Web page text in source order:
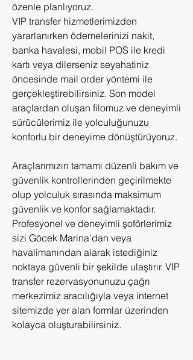
özenle planlıyoruz.
VIP transfer hizmetlerimizden
yararlanırken ödemelerinizi nakit,
banka havalesi, mobil POS ile kredi
kartı veya dilerseniz seyahatiniz
öncesinde mail order yöntemi ile
gerçekleştirebilirsiniz. Son model
araçlardan oluşan filomuz ve deneyimli
sürücülerimiz ile yolculuğunuzu
konforlu bir deneyime dönüştürüyoruz.
Araçlarımızın tamamı düzenli bakım ve
güvenlik kontrollerinden geçirilmekte
olup yolculuk sırasında maksimum
güvenlik ve konfor sağlamaktadır.
Profesyonel ve deneyimli şoförlerimiz
sizi Göcek Marina’dan veya
havalimanından alarak istediğiniz
noktaya güvenli bir şekilde ulaştırır. VIP
transfer rezervasyonunuzu çağrı
merkezimiz aracılığıyla veya internet
sitemizde yer alan formlar üzerinden
kolayca oluşturabilirsiniz.